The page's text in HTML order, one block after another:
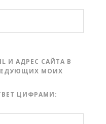
И АДРЕС САЙТА В
МОИХ
ЦИФРАМИ: